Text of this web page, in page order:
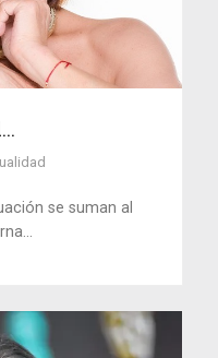
se suman al